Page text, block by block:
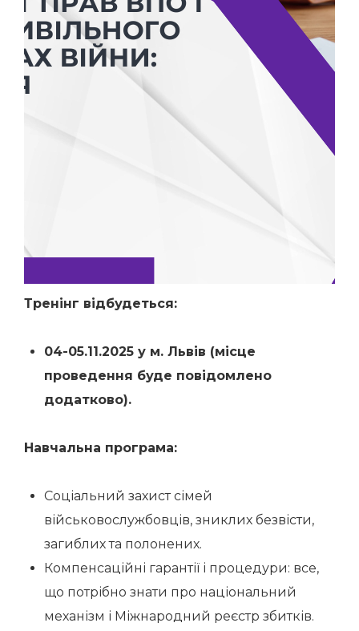
Тренінг відбудеться:
04-05.11.2025 у м. Львів (місце
проведення буде повідомлено
додатково).
Навчальна програма:
Соціальний захист сімей
військовослужбовців, зниклих безвісти,
загиблих та полонених.
Компенсаційні гарантії і процедури: все,
що потрібно знати про національний
механізм і Міжнародний реєстр збитків.